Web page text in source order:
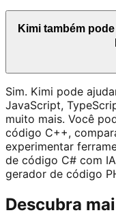
Kimi também
Sim. Kimi pode
JavaScript,
muito mais. Você
código C++,
experimentar
de código C# com
gerador de código
Descubra